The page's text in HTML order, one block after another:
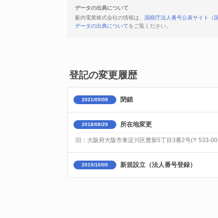
データの出典について
薮内電業株式会社の情報は、
国税庁法人番号公表サイト（
データの出典についてをご覧ください。
登記の変更履歴
2021/09/08 閉鎖
2018/08/29 所在地変更
旧：大阪府大阪市東淀川区豊新5丁目3番2号(〒533-
2015/10/05 新規設立（法人番号登録）